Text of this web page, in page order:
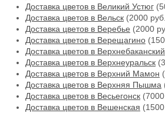
Доставка цветов в Великий Устюг
Доставка цветов в Вельск (2000
Доставка цветов в Веребье (2000
Доставка цветов в Верещагино
Доставка цветов в Верхнебаканский
Доставка цветов в Верхнеуральск
Доставка цветов в Верхний Мамон
Доставка цветов в Верхняя Пышма
Доставка цветов в Весьегонск
Доставка цветов в Вешенская